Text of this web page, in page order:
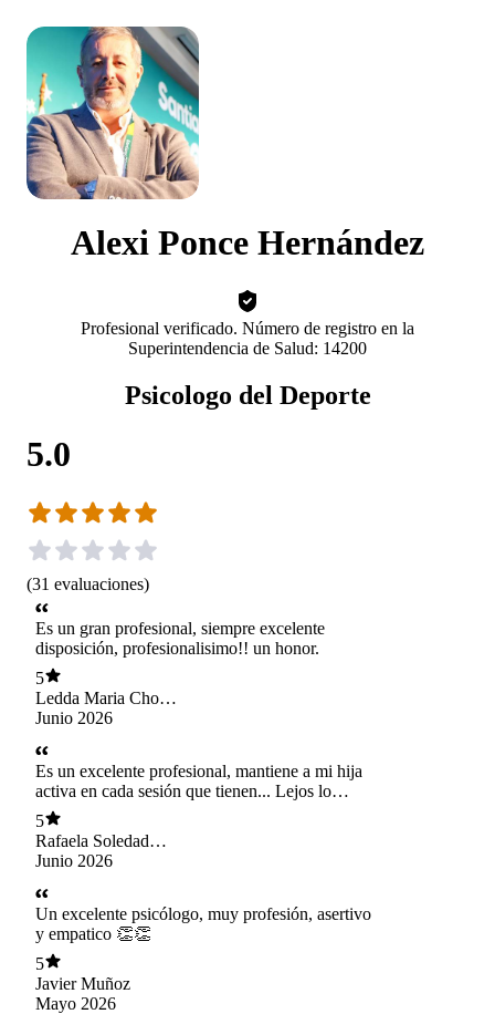
Alexi Ponce Hernández
Profesional verificado. Número de registro en la
Superintendencia de Salud: 14200
Psicologo del Deporte
5.0
(31 evaluaciones)
Es un gran profesional, siempre excelente
disposición, profesionalisimo!! un honor.
5
Ledda Maria Chovar
Riquelme
Junio 2026
Es un excelente profesional, mantiene a mi hija
activa en cada sesión que tienen... Lejos lo
mejor.
5
Rafaela Soledad
Sabja Castro
Junio 2026
Un excelente psicólogo, muy profesión, asertivo
y empatico 👏👏
5
Javier Muñoz
Mayo 2026